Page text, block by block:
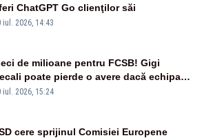
ChatGPT Go clienţilor săi
iul. 2026, 14:43
de milioane pentru FCSB! Gigi
poate pierde o avere dacă echipa
eliminată de FK Auda
iul. 2026, 15:24
cere sprijinul Comisiei Europene